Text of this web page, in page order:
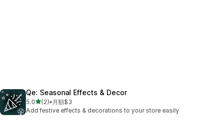
Qe: Seasonal Effects & Decor
5.05つ星中
(2)
合計レビュー数：2件
• 月額$3
Add festive effects & decorations to your store easily